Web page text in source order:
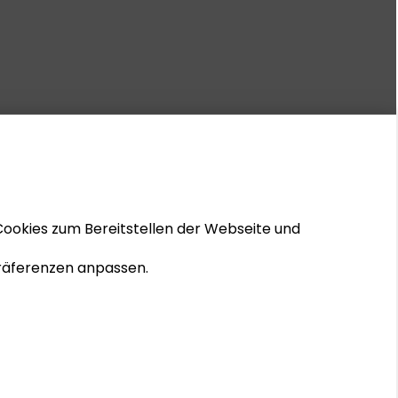
zum Bereitstellen der Webseite und
anpassen.